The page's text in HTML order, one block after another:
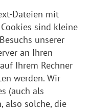
Dateien mit
sind kleine
unserer
an Ihren
Ihrem Rechner
werden. Wir
(auch als
also solche, die